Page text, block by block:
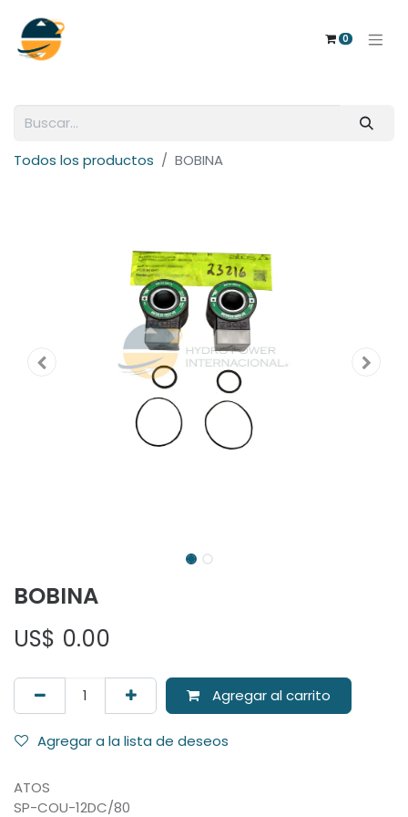
0
Todos los productos BOBINA
BOBINA
US$ 0.00
Agregar al carrito
Agregar a la lista de deseos
ATOS
SP-COU-12DC/80